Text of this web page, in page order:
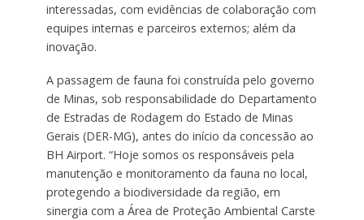
interessadas, com evidências de colaboração com
equipes internas e parceiros externos; além da
inovação.
A passagem de fauna foi construída pelo governo
de Minas, sob responsabilidade do Departamento
de Estradas de Rodagem do Estado de Minas
Gerais (DER-MG), antes do início da concessão ao
BH Airport. “Hoje somos os responsáveis pela
manutenção e monitoramento da fauna no local,
protegendo a biodiversidade da região, em
sinergia com a Área de Proteção Ambiental Carste